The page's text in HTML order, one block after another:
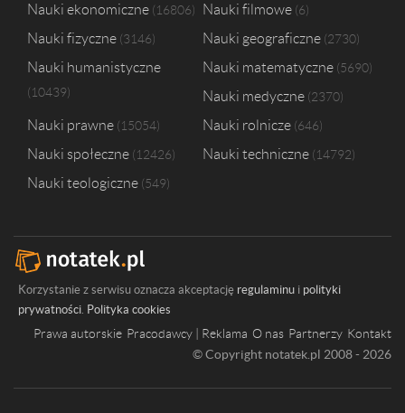
Nauki ekonomiczne 16806 Nauki filmowe 6
Nauki fizyczne 3146 Nauki geograficzne 2730
Nauki humanistyczne
10439
Nauki matematyczne 5690
Nauki medyczne 2370
Nauki prawne 15054 Nauki rolnicze 646
Nauki społeczne 12426 Nauki techniczne 14792
Nauki teologiczne 549
Korzystanie z serwisu oznacza akceptację regulaminu i polityki
prywatności. Polityka cookies
Prawa autorskie Pracodawcy | Reklama O nas Partnerzy Kontakt
© Copyright notatek.pl 2008 - 2026